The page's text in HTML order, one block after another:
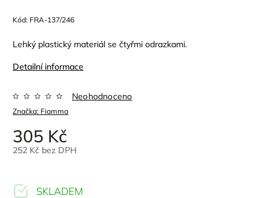
Kód: FRA-137/246
Lehký plastický materiál se čtyřmi odrazkami.
Detailní informace
Značka: Fiamma
Neohodnoceno
305 Kč
252 Kč bez DPH
SKLADEM